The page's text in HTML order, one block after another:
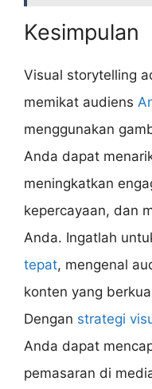
Kesimpulan
Visual storytelling
memikat audiens
menggunakan
Anda dapat
meningkatkan
kepercayaan, dan
Anda. Ingatlah
tepat, mengenal
konten yang
Dengan strategi
Anda dapat
pemasaran di